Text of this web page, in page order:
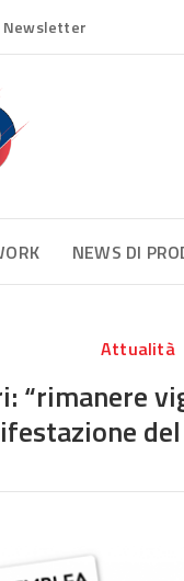
NEWS DI
Attualità
“rimanere